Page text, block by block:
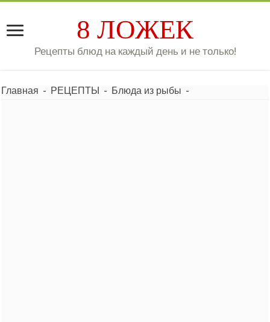
8 ЛОЖЕК
Рецепты блюд на каждый день и не только!
Главная - РЕЦЕПТЫ - Блюда из рыбы -